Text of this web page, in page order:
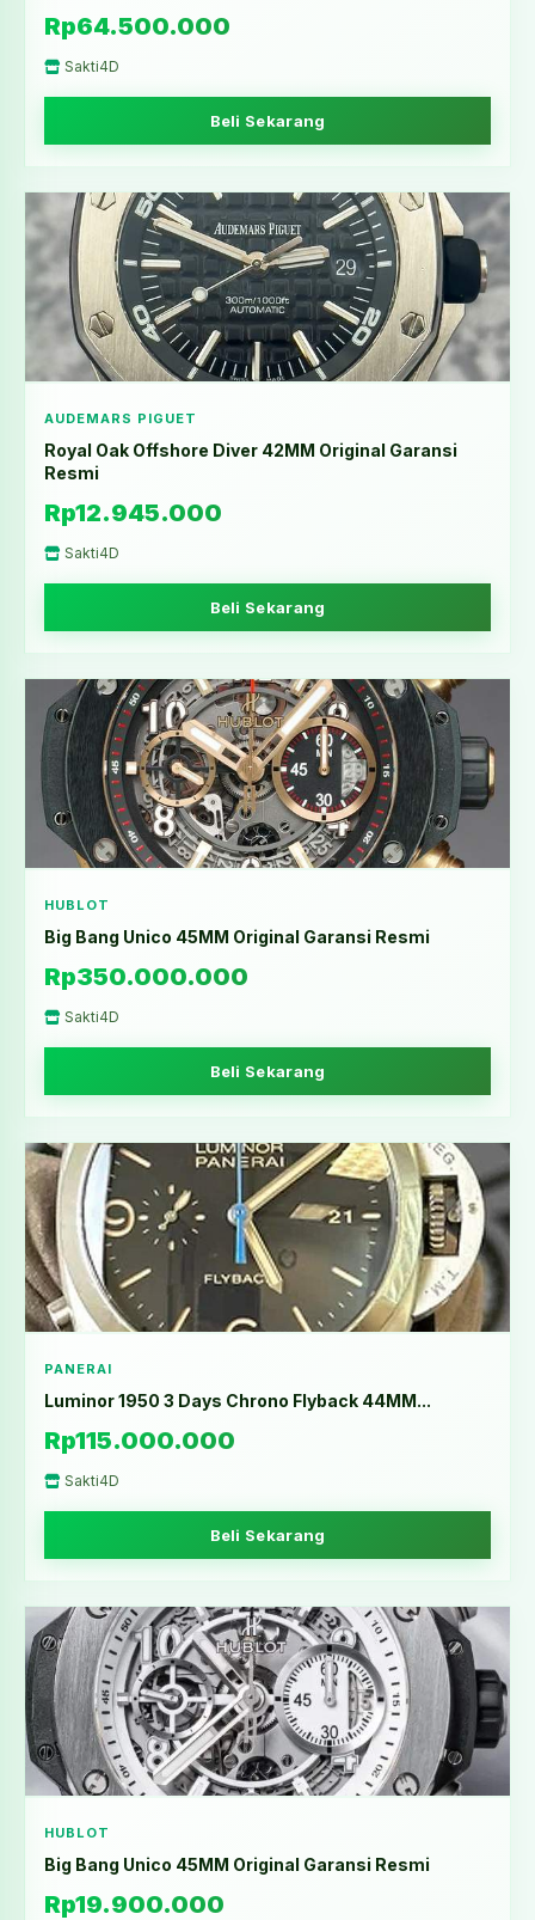
Rp64.500.000
Sakti4D
Beli Sekarang
AUDEMARS PIGUET
Royal Oak Offshore Diver 42MM Original Garansi
Resmi
Rp12.945.000
Sakti4D
Beli Sekarang
HUBLOT
Big Bang Unico 45MM Original Garansi Resmi
Rp350.000.000
Sakti4D
Beli Sekarang
PANERAI
Luminor 1950 3 Days Chrono Flyback 44MM...
Rp115.000.000
Sakti4D
Beli Sekarang
HUBLOT
Big Bang Unico 45MM Original Garansi Resmi
Rp19.900.000